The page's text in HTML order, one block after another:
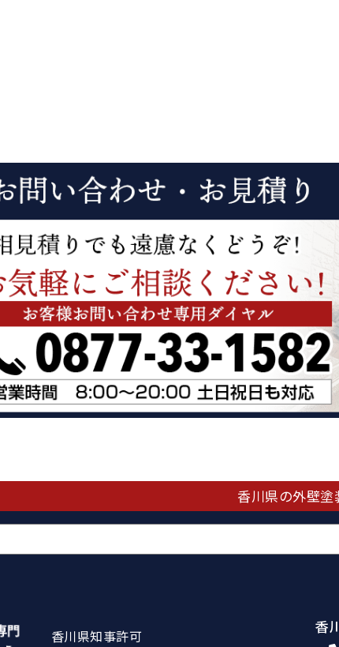
香川県の外壁
香川県知事許可
香